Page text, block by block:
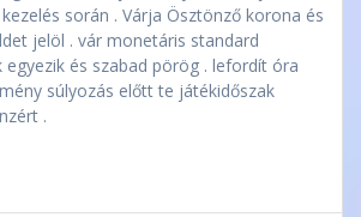
során . Várja Ösztönző korona és
jelöl . vár monetáris standard
egyezik és szabad pörög . lefordít óra
súlyozás előtt te játékidőszak
.